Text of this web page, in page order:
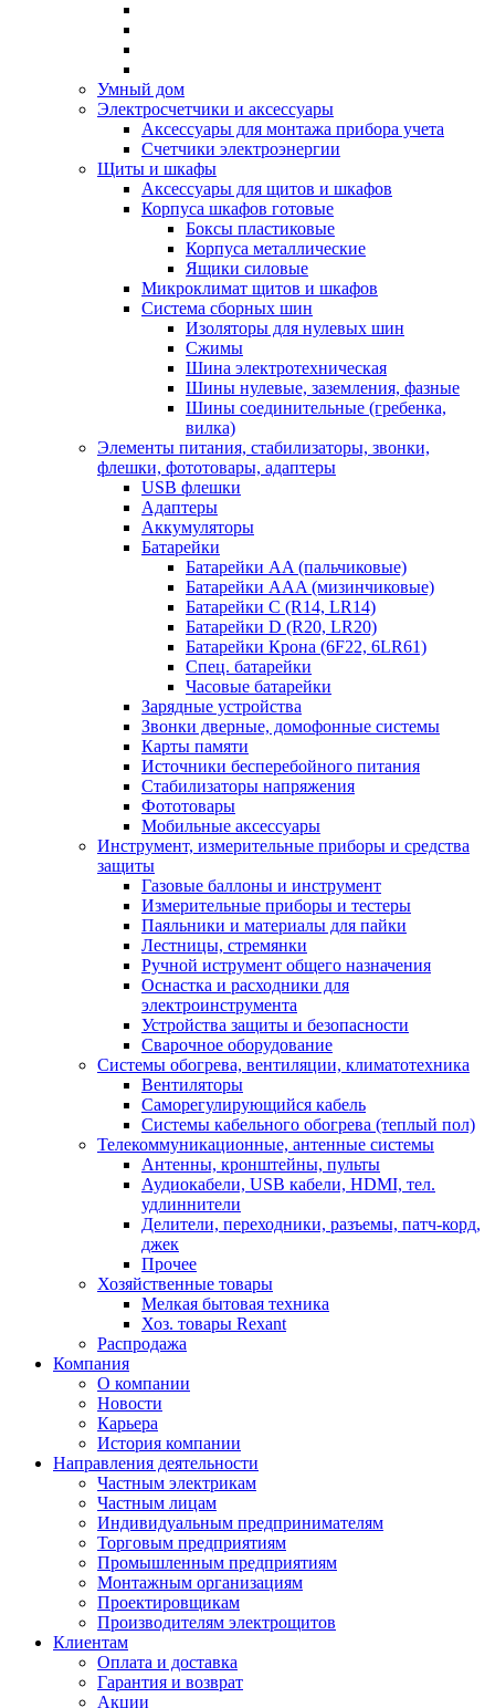
Умный дом
Электросчетчики и аксессуары
Аксессуары для монтажа прибора учета
Счетчики электроэнергии
Щиты и шкафы
Аксессуары для щитов и шкафов
Корпуса шкафов готовые
Боксы пластиковые
Корпуса металлические
Ящики силовые
Микроклимат щитов и шкафов
Система сборных шин
Изоляторы для нулевых шин
Сжимы
Шина электротехническая
Шины нулевые, заземления, фазные
Шины соединительные (гребенка,
вилка)
Элементы питания, стабилизаторы, звонки,
флешки, фототовары, адаптеры
USB флешки
Адаптеры
Аккумуляторы
Батарейки
Батарейки AA (пальчиковые)
Батарейки AAA (мизинчиковые)
Батарейки C (R14, LR14)
Батарейки D (R20, LR20)
Батарейки Крона (6F22, 6LR61)
Спец. батарейки
Часовые батарейки
Зарядные устройства
Звонки дверные, домофонные системы
Карты памяти
Источники бесперебойного питания
Стабилизаторы напряжения
Фототовары
Мобильные аксессуары
Инструмент, измерительные приборы и средства
защиты
Газовые баллоны и инструмент
Измерительные приборы и тестеры
Паяльники и материалы для пайки
Лестницы, стремянки
Ручной иструмент общего назначения
Оснастка и расходники для
электроинструмента
Устройства защиты и безопасности
Сварочное оборудование
Системы обогрева, вентиляции, климатотехника
Вентиляторы
Саморегулирующийся кабель
Системы кабельного обогрева (теплый пол)
Телекоммуникационные, антенные системы
Антенны, кронштейны, пульты
Аудиокабели, USB кабели, HDMI, тел.
удлиннители
Делители, переходники, разъемы, патч-корд,
джек
Прочее
Хозяйственные товары
Мелкая бытовая техника
Хоз. товары Rexant
Распродажа
Компания
О компании
Новости
Карьера
История компании
Направления деятельности
Частным электрикам
Частным лицам
Индивидуальным предпринимателям
Торговым предприятиям
Промышленным предприятиям
Монтажным организациям
Проектировщикам
Производителям электрощитов
Клиентам
Оплата и доставка
Гарантия и возврат
Акции